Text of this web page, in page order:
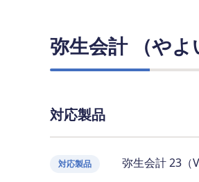
弥生会計 （やよ
対応製品
対応製品 弥生会計 23（